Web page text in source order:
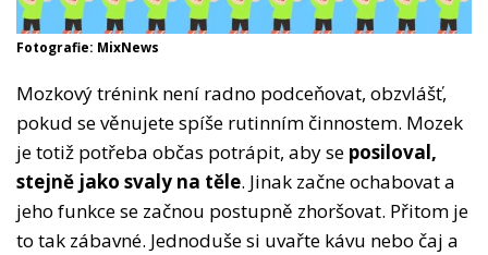
Fotografie: MixNews
Mozkový trénink není radno podceňovat, obzvlášť,
pokud se věnujete spíše rutinním činnostem. Mozek
je totiž potřeba občas potrápit, aby se posiloval,
stejně jako svaly na těle. Jinak začne ochabovat a
jeho funkce se začnou postupně zhoršovat. Přitom je
to tak zábavné. Jednoduše si uvařte kávu nebo čaj a